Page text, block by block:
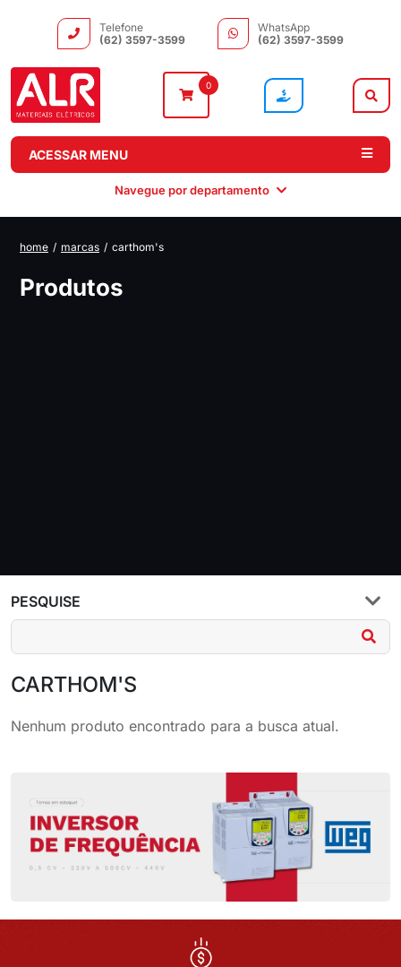
0
Telefone
(62) 3597-3599
WhatsApp
(62) 3597-3599
ACESSAR MENU
Navegue por departamento
Distribuição
home / marcas / carthom's
Produtos
PESQUISE
CARTHOM'S
Nenhum produto encontrado para a busca atual.